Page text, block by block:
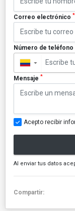
Correo electrónico *
Número de teléfono
▼
Mensaje *
Acepto recibir
Al enviar tus datos
Compartir: